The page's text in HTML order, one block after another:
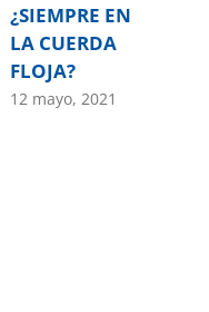
¿SIEMPRE EN
LA CUERDA
FLOJA?
12 mayo, 2021